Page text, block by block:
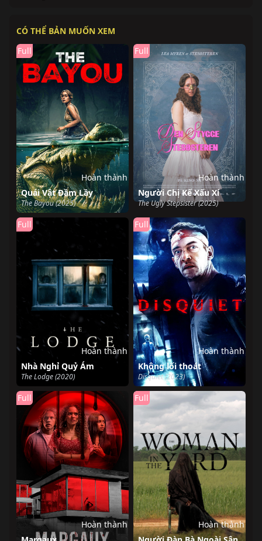
CÓ THỂ BẢN MUỐN XEM
Quái Vật Đầm Lầy
The Bayou (2025)
Full
Hoàn thành
Người Chị Kế Xấu Xí
The Ugly Stepsister (2025)
Full
Hoàn thành
Nhà Nghỉ Quỷ Ám
The Lodge (2020)
Full
Hoàn thành
Không lối thoát
Disquiet (2023)
Full
Hoàn thành
Full
Hoàn thành
Full
Hoàn thành